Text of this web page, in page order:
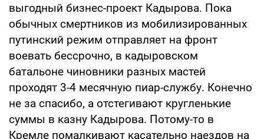
выгодный бизнес-проект Кадырова. Пока
обычных смертников из мобилизированных
путинский режим отправляет на фронт
воевать бессрочно, в кадыровском
батальоне чиновники разных мастей
проходят 3-4 месячную пиар-службу. Конечно
не за спасибо, а отстегивают кругленькие
суммы в казну Кадырова. Потому-то в
Кремле помалкивают касательно наездов на